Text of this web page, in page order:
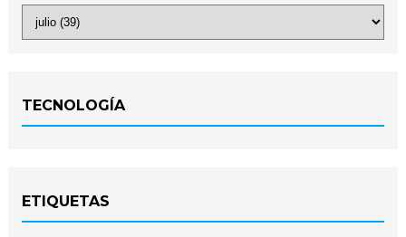
TECNOLOGÍA
ETIQUETAS